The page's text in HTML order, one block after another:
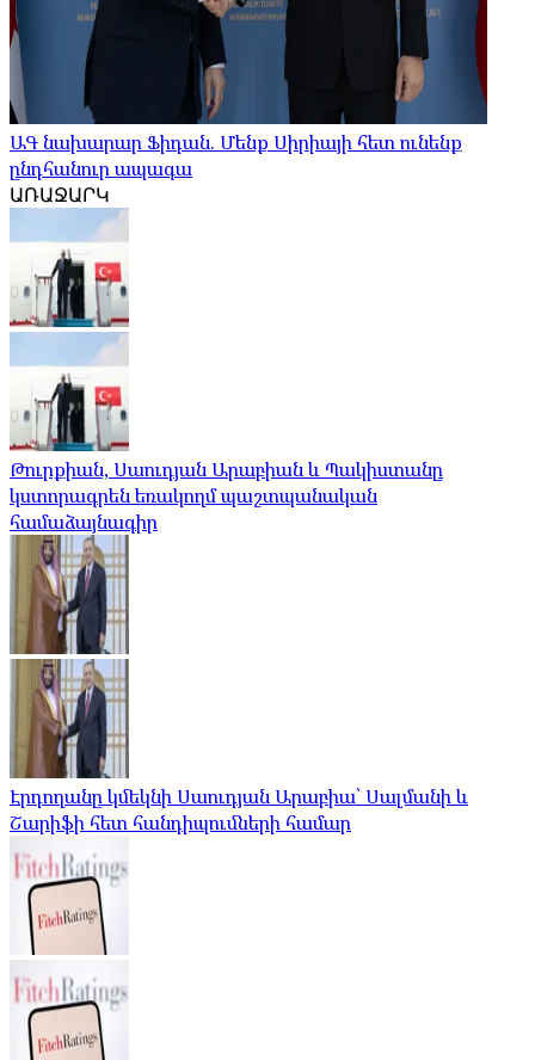
ԱԳ նախարար Ֆիդան. Մենք Սիրիայի հետ ունենք
ընդհանուր ապագա
ԱՌԱՋԱՐԿ
Թուրքիան, Սաուդյան Արաբիան և Պակիստանը
կստորագրեն եռակողմ պաշտպանական
համաձայնագիր
Էրդողանը կմեկնի Սաուդյան Արաբիա՝ Սալմանի և
Շարիֆի հետ հանդիպումների համար